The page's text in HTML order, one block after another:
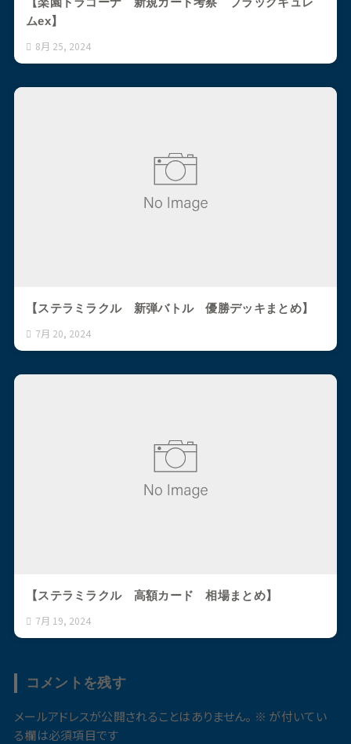
ムex】
8月 25, 2024
【ステラミラクル 新弾バトル 優勝デッキまとめ】
7月 20, 2024
【ステラミラクル 高額カード 相場まとめ】
7月 19, 2024
コメントを残す
メールアドレスが公開されることはありません。 ※ が付いてい
る欄は必須項目です